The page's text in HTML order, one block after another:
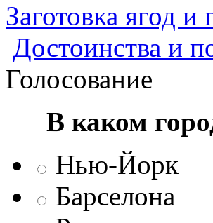
Заготовка ягод и
Достоинства и
Голосование
В каком
Нью-Йорк
Барселона